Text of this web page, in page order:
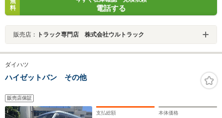
料
電話する
販売店： トラック専門店 株式会社ウルトラック
ダイハツ
ハイゼットバン その他
販売店保証
支払総額 本体価格